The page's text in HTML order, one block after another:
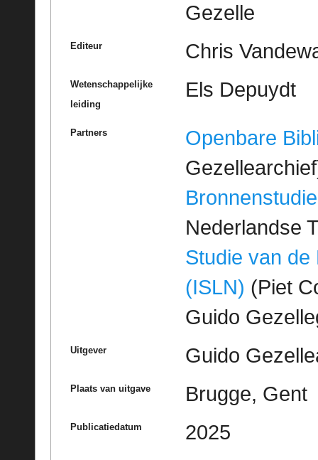
Gezelle
Editeur Chris
Wetenschappelijke
leiding
Els Depuydt
Partners
Openbare
Bronnenstudie
Nederlandse
Studie van de
(ISLN) (Piet
Guido
Uitgever Guido
Plaats van uitgave Brugge, Gent
Publicatiedatum 2025